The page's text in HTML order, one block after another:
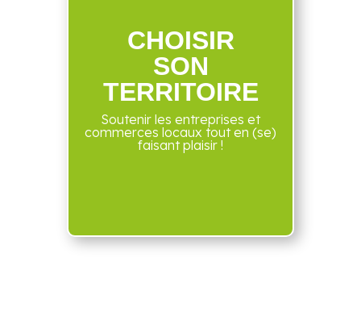
CHOISIR
SON
TERRITOIRE
Soutenir les entreprises et
commerces locaux tout en (se)
faisant plaisir !